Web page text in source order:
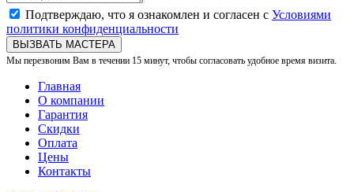
Подтверждаю, что я ознакомлен и согласен с Условиями
политики конфиденциальности
ВЫЗВАТЬ МАСТЕРА
Мы перезвоним Вам в течении 15 минут, чтобы согласовать удобное время визита.
Главная
О компании
Гарантия
Скидки
Оплата
Цены
Контакты